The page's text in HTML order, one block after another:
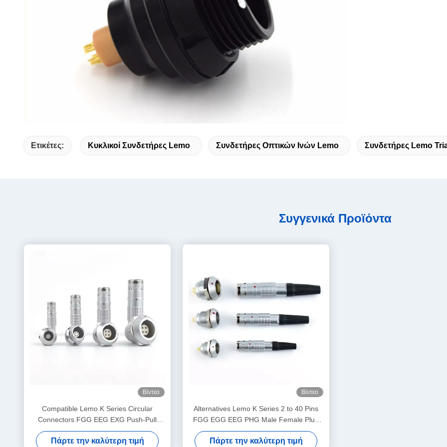
Ετικέτες: Κυκλικοί Συνδετήρες Lemo Συνδετήρες Οπτικών Ινών Lemo Συνδετήρες Lemo
Συγγενικά Προϊόντα
Βίντεο
Compatible Lemo K Series Circular
Connectors FGG EEG EXG Push-Pull
Self-locking Socket Plug OEM ODM
Factory
Πάρτε την καλύτερη τιμή
Βίντεο
Alternatives Lemo K Series 2 to 40 Pins
FGG EGG EEG PHG Male Female Plug
Socket Aviation Connector Factory
Πάρτε την καλύτερη τιμή